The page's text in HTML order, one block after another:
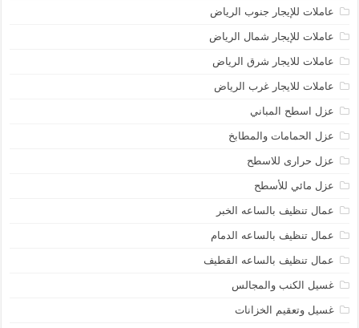
عاملات للإيجار جنوب الرياض
عاملات للإيجار شمال الرياض
عاملات للايجار شرق الرياض
عاملات للايجار غرب الرياض
عزل اسطح المباني
عزل الحمامات والمطابخ
عزل حرارى للاسطح
عزل مائي للأسطح
عمال تنظيف بالساعه الخبر
عمال تنظيف بالساعه الدمام
عمال تنظيف بالساعه القطيف
غسيل الكنب والمجالس
غسيل وتعقيم الخزانات